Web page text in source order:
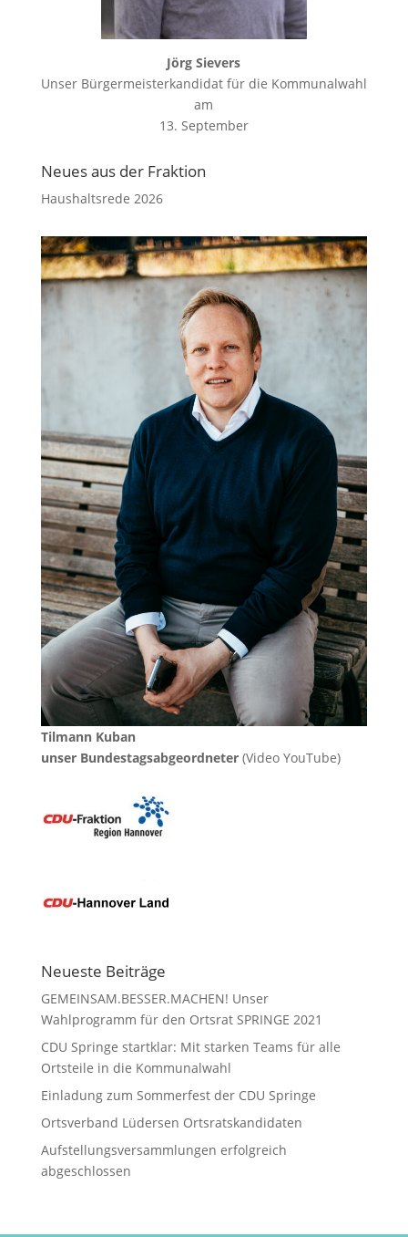
Jörg Sievers
Unser Bürgermeisterkandidat für die Kommunalwahl
am
13. September
Neues aus der Fraktion
Haushaltsrede 2026
Tilmann Kuban
unser Bundestagsabgeordneter(Video YouTube)
Neueste Beiträge
GEMEINSAM.BESSER.MACHEN! Unser
Wahlprogramm für den Ortsrat SPRINGE 2021
CDU Springe startklar: Mit starken Teams für alle
Ortsteile in die Kommunalwahl
Einladung zum Sommerfest der CDU Springe
Ortsverband Lüdersen Ortsratskandidaten
Aufstellungsversammlungen erfolgreich
abgeschlossen